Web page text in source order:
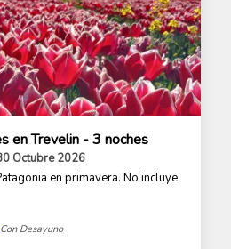
en Trevelin - 3 noches
Octubre 2026
en primavera. No incluye
Con Desayuno